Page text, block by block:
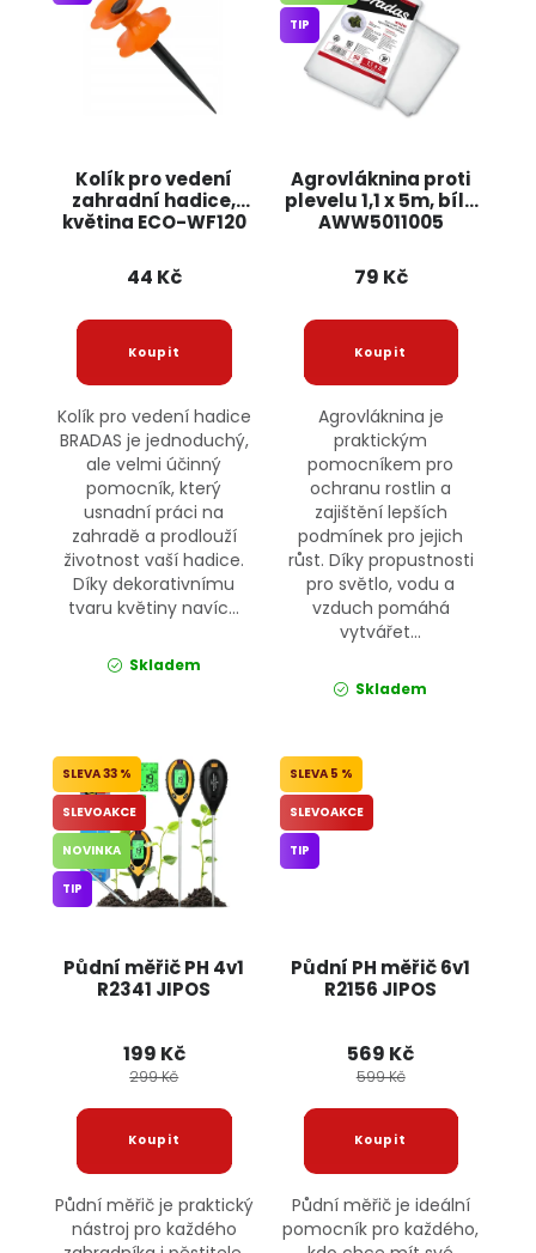
Kolík pro vedení
zahradní hadice,
květina ECO-WF120
44 Kč
Kolík pro vedení hadice
BRADAS je jednoduchý,
ale velmi účinný
pomocník, který
usnadní práci na
zahradě a prodlouží
životnost vaší hadice.
Díky dekorativnímu
tvaru květiny navíc...
Skladem
Agrovláknina proti
plevelu 1,1 x 5m, bílá
AWW5011005
TIP
79 Kč
Agrovláknina je
praktickým
pomocníkem pro
ochranu rostlin a
zajištění lepších
podmínek pro jejich
růst. Díky propustnosti
pro světlo, vodu a
vzduch pomáhá
vytvářet...
Skladem
Půdní měřič PH 4v1
R2341 JIPOS
33 %
SLEVOAKCE
NOVINKA
TIP
199 Kč
299 Kč
Půdní měřič je praktický
nástroj pro každého
Půdní PH měřič 6v1
R2156 JIPOS
5 %
SLEVOAKCE
TIP
569 Kč
599 Kč
Půdní měřič je ideální
pomocník pro každého,